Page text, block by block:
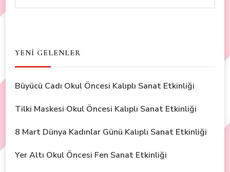
YENİ GELENLER
Büyücü Cadı Okul Öncesi Kalıplı Sanat Etkinliği
Tilki Maskesi Okul Öncesi Kalıplı Sanat Etkinliği
8 Mart Dünya Kadınlar Günü Kalıplı Sanat Etkinliği
Yer Altı Okul Öncesi Fen Sanat Etkinliği